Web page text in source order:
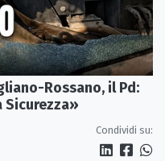
Rossano, il Pd:
Condividi su: